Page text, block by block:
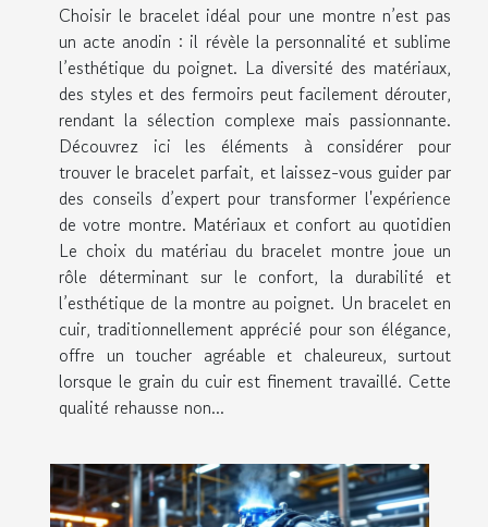
Choisir le bracelet idéal pour une montre n’est pas
un acte anodin : il révèle la personnalité et sublime
l’esthétique du poignet. La diversité des matériaux,
des styles et des fermoirs peut facilement dérouter,
rendant la sélection complexe mais passionnante.
Découvrez ici les éléments à considérer pour
trouver le bracelet parfait, et laissez-vous guider par
des conseils d’expert pour transformer l'expérience
de votre montre. Matériaux et confort au quotidien
Le choix du matériau du bracelet montre joue un
rôle déterminant sur le confort, la durabilité et
l’esthétique de la montre au poignet. Un bracelet en
cuir, traditionnellement apprécié pour son élégance,
offre un toucher agréable et chaleureux, surtout
lorsque le grain du cuir est finement travaillé. Cette
qualité rehausse non...